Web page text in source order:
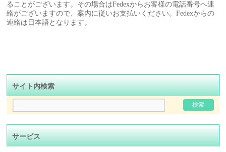
ることがございます。その場合はFedexからお客様の電話番号へ連
絡がございますので、案内に従いお支払いください。Fedexからの
連絡は日本語となります。
サイト内検索
サービス